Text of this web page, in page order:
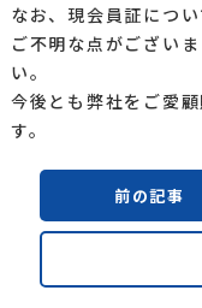
なお、現会員証につ
ご不明な点がござい
い。
今後とも弊社をご愛
す。
前の記事